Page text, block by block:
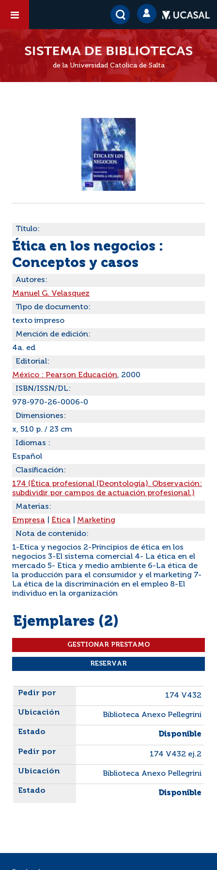
de la Universidad Católica de Salta
Título:
Ética en los negocios :
Conceptos y casos
Autores:
Manuel G. Velasquez
Tipo de documento:
texto impreso
Mención de edición:
4a. ed
Editorial:
México : Pearson Educación, 2000
ISBN/ISSN/DL:
978-970-26-0006-0
Dimensiones:
x, 510 p. / 23 cm
Idiomas :
Español
Clasificación:
174 (Ética profesional (Deontología). Observación:
subdividir por campos de actuación profesional.)
Materias:
Empresa
Ética
Marketing
Nota de contenido:
1-Etica y negocios 2-Principios de ética en los
negocios 3-El sistema comercial 4- La ética en el
mercado 5- Etica y medio ambiente 6-La ética de
la producción para el consumidor y el marketing 7-
La ética de la discriminación en el empleo 8-El
individuo en la organización
Ejemplares (2)
Liste des exemplaires
174 V432
Biblioteca Anexo Pellegrini
Disponible
174 V432 ej.2
Biblioteca Anexo Pellegrini
Disponible